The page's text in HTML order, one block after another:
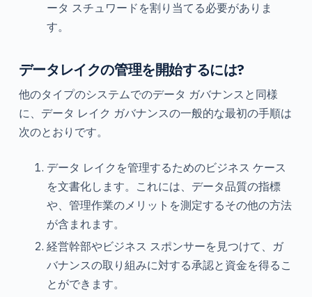
ータ スチュワードを割り当てる必要がありま
す。
データレイクの管理を開始するには?
他のタイプのシステムでのデータ ガバナンスと同様
に、データ レイク ガバナンスの一般的な最初の手順は
次のとおりです。
データ レイクを管理するためのビジネス ケース
を文書化します。これには、データ品質の指標
や、管理作業のメリットを測定するその他の方法
が含まれます。
経営幹部やビジネス スポンサーを見つけて、ガ
バナンスの取り組みに対する承認と資金を得るこ
とができます。